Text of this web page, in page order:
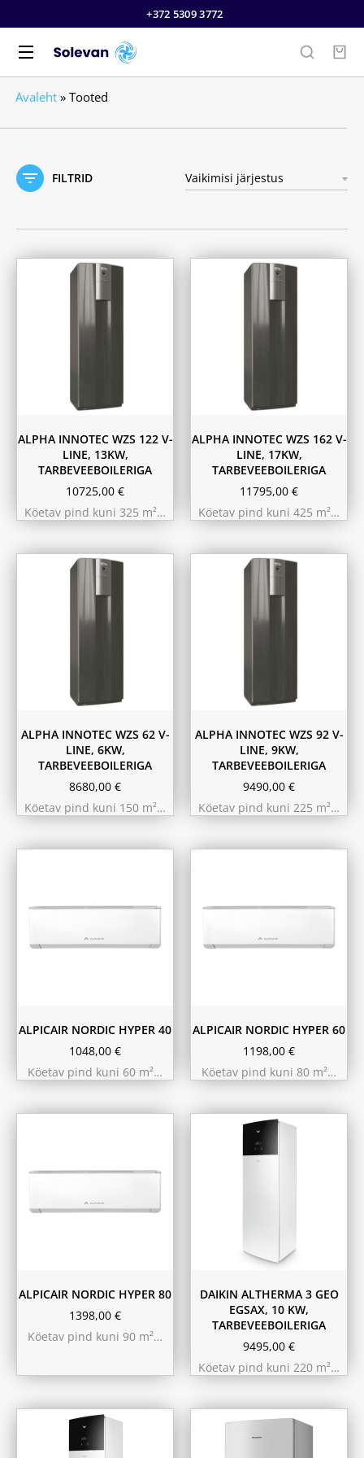
+372 5309 3772
Avaleht » Tooted
FILTRID
ALPHA INNOTEC WZS 122 V-
LINE, 13KW,
TARBEVEEBOILERIGA
10725,00 €
Köetav pind kuni 325 m²…
ALPHA INNOTEC WZS 162 V-
LINE, 17KW,
TARBEVEEBOILERIGA
11795,00 €
Köetav pind kuni 425 m²…
ALPHA INNOTEC WZS 62 V-
LINE, 6KW,
TARBEVEEBOILERIGA
8680,00 €
Köetav pind kuni 150 m²…
ALPHA INNOTEC WZS 92 V-
LINE, 9KW,
TARBEVEEBOILERIGA
9490,00 €
Köetav pind kuni 225 m²…
ALPICAIR NORDIC HYPER 40
1048,00 €
Köetav pind kuni 60 m²…
ALPICAIR NORDIC HYPER 60
1198,00 €
Köetav pind kuni 80 m²…
ALPICAIR NORDIC HYPER 80
1398,00 €
Köetav pind kuni 90 m²…
DAIKIN ALTHERMA 3 GEO
EGSAX, 10 KW,
TARBEVEEBOILERIGA
9495,00 €
Köetav pind kuni 220 m²…